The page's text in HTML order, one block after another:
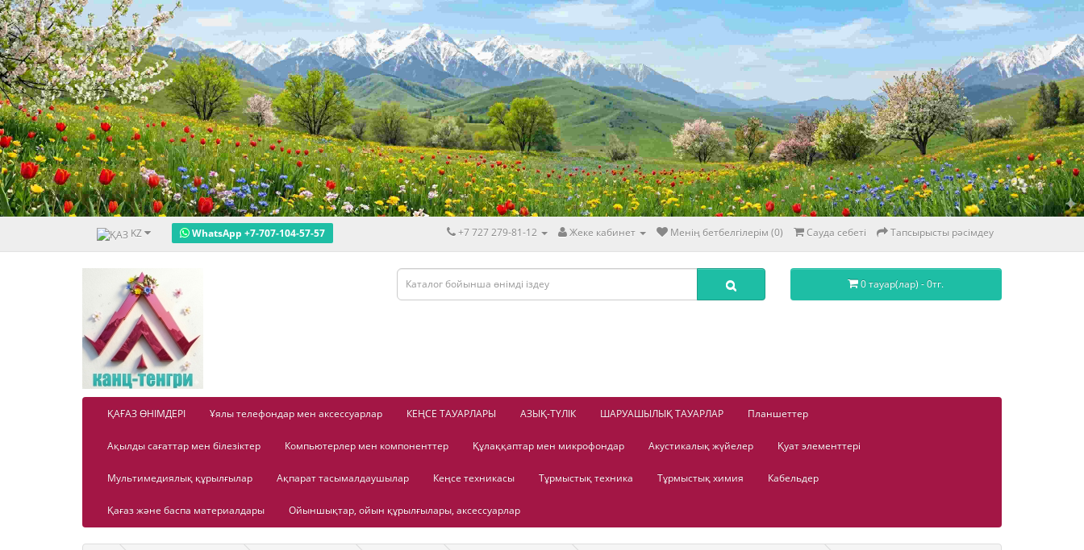
KZ WhatsApp +7-707-104-57-57 +7 727 279-81-12 Жеке кабинет Менің бетбелгілерім (0) Сауда себеті Тапсырысты рәсімдеу
0 тауар(лар) - 0тг.
ҚАҒАЗ ӨНІМДЕРІ Ұялы телефондар мен аксессуарлар КЕҢСЕ ТАУАРЛАРЫ АЗЫҚ-ТҮЛІК ШАРУАШЫЛЫҚ ТАУАРЛАР Планшеттер
Ақылды сағаттар мен білезіктер Компьютерлер мен компоненттер Құлаққаптар мен микрофондар Акустикалық жүйелер Қуат элементтері
Мультимедиялық құрылғылар Ақпарат тасымалдаушылар Кеңсе техникасы Тұрмыстық техника Тұрмыстық химия Кабельдер
Қағаз және баспа материалдары Ойыншықтар, ойын құрылғылары, аксессуарлар